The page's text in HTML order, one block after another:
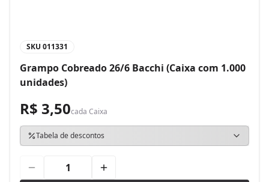
SKU 011331
Grampo Cobreado 26/6 Bacchi (Caixa com 1.000
unidades)
R$ 3,50cada Caixa
Tabela de descontos